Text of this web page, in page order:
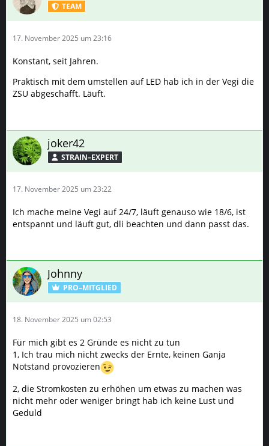
TEAM
17. November 2025 um 23:16
Konstant, seit Jahren.
Praktisch mit dem umstellen auf LED hab ich in der Vegi die
ZSU abgeschafft. Läuft.
joker42
STRAIN–EXPERT
17. November 2025 um 23:22
Ich mache meine Vegi auf 24/7, läuft genauso wie 18/6, ist
entspannt und läuft gut, dli beachten und dann passt das.
Johnny
PRO–MITGLIED
18. November 2025 um 02:53
Für mich gibt es 2 Gründe es nicht zu tun
1, Ich trau mich nicht zwecks der Ernte, keinen Ganja
Notstand provozieren
2, die Stromkosten zu erhöhen um etwas zu machen was
nicht mehr oder weniger bringt hab ich keine Lust und
Geduld